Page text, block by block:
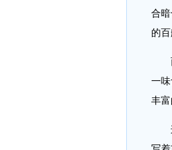
合
的
而
一
丰富
这